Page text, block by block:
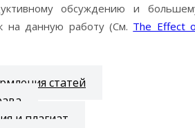
обсуждению и
на данную работу (См. The Effect
статей
и плагиат